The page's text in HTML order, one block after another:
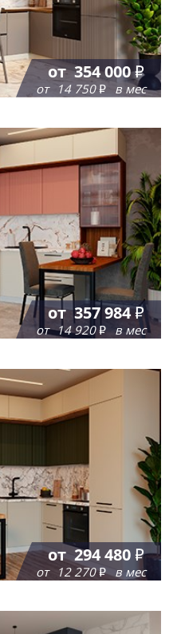
от 354 000
от 14 750 в мес
от 357 984
от 14 920 в мес
от 294 480
от 12 270 в мес